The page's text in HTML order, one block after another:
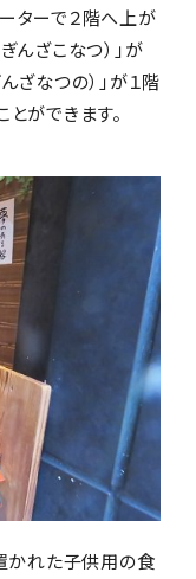
ターで２階へ上が
んざこなつ）」が
ざなつの）」が１階
ができます。
かれた子供用の食